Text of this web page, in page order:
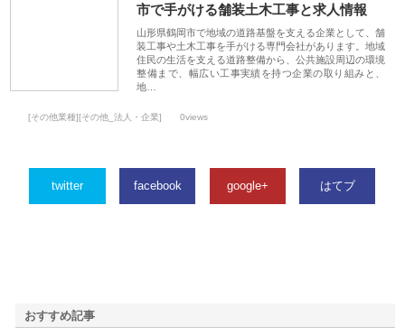
市で手がける舗装土木工事と求人情報
山形県鶴岡市で地域の道路基盤を支える企業として、舗
装工事や土木工事を手がける専門会社があります。地域
住民の生活を支える道路整備から、公共施設周辺の環境
整備まで、幅広い工事実績を持つ企業の取り組みと、
地…
[その他業種][その他_法人・企業] 0views
twitter facebook google+ はてブ
おすすめ記事